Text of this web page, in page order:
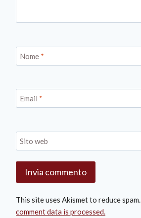
Nome *
Email *
Sito web
This site uses Akismet to reduce spam.
comment data is processed.